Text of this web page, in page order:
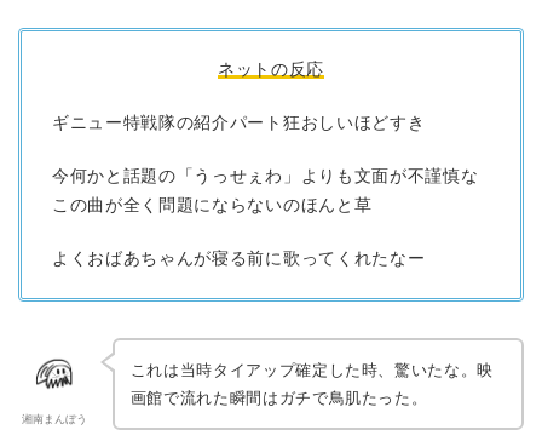
ネットの反応
ギニュー特戦隊の紹介パート狂おしいほどすき
今何かと話題の「うっせぇわ」よりも文面が不謹慎な
この曲が全く問題にならないのほんと草
よくおばあちゃんが寝る前に歌ってくれたなー
湘南まんぼう
これは当時タイアップ確定した時、驚いたな。映
画館で流れた瞬間はガチで鳥肌たった。